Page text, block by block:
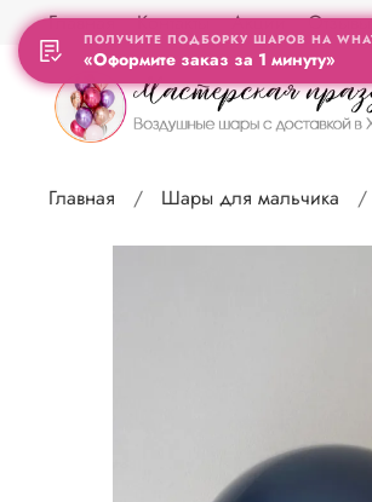
Главная Контакты Акции Отзывы
Главная Шары для мальчика
ПОЛУЧИТЕ ПОДБОРКУ ШАРОВ НА
«Оформите заказ за 1 минуту»